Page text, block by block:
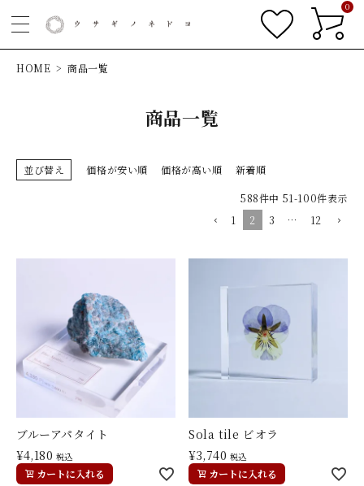
0
HOME 商品一覧
商品一覧
並び替え 価格が安い順 価格が高い順 新着順
588件中 51-100件表示
1
2 3 … 12
ブルーアパタイト
¥4,180 税込
カートに入れる
Sola tile ビオラ
¥3,740 税込
カートに入れる